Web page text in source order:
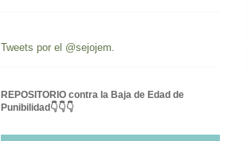
Tweets por el @sejojem.
REPOSITORIO contra la Baja de Edad de
Punibilidad👇👇👇